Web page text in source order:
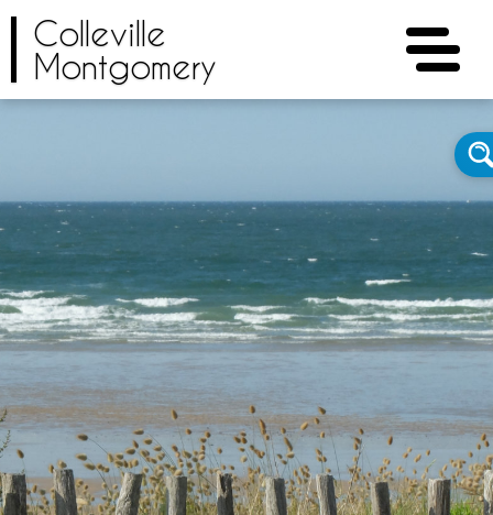
Colleville
Montgomery